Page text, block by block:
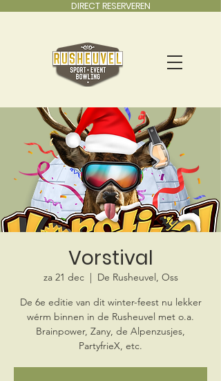
DIRECT RESERVEREN
Vorstival
za 21 dec
  |
De Rusheuvel, Oss
De 6e editie van dit winter-feest nu lekker
wérm binnen in de Rusheuvel met o.a.
Brainpower, Zany, de Alpenzusjes,
PartyfrieX, etc.